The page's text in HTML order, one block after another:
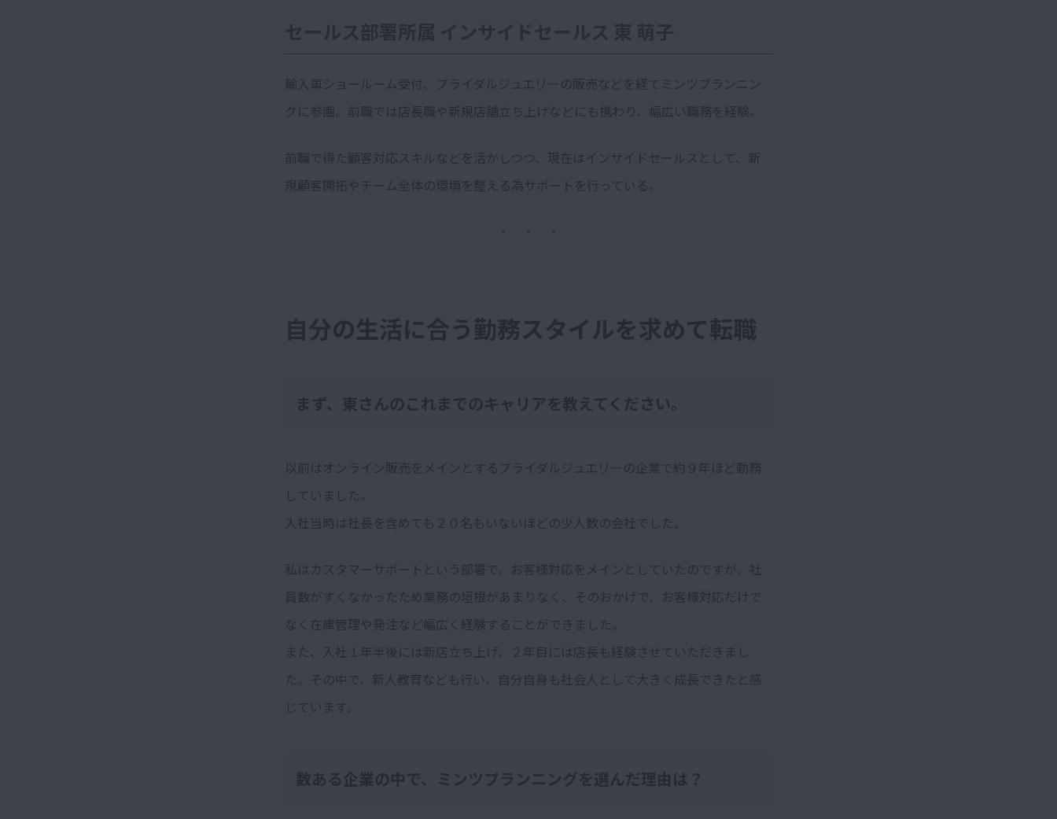
輸入車ショールーム受付、ブライダルジュエリーの販売などを経てミンツプランニン
グに参画。 前職では店長職や新規店舗立ち上げなどにも携わり、幅広い職務を経験。
前職で得た顧客対応スキルなどを活かしつつ、現在はインサイドセールスとして、新
規顧客開拓やチーム全体の環境を整える為サポートを行っている。
・ ・ ・
自分の生活に合う勤務スタイルを求めて転職
まず、東さんのこれまでのキャリアを教えてください。
以前はオンライン販売をメインとするブライダルジュエリーの企業で約９年ほど勤務
していました。
入社当時は社長を含めても２０名もいないほどの少人数の会社でした。
私はカスタマーサポートという部署で、お客様対応をメインとしていたのですが、社
員数がすくなかったため業務の垣根があまりなく、そのおかげで、お客様対応だけで
なく在庫管理や発注など幅広く経験することができました。
また、入社１年半後には新店立ち上げ、２年目には店長も経験させていただきまし
た。その中で、新人教育なども行い、自分自身も社会人として大きく成長できたと感
じています。
数ある企業の中で、ミンツプランニングを選んだ理由は？